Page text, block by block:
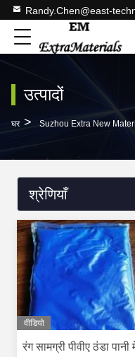
Randy.Chen@east-
उत्पादों
घर > Suzhou Extra New
श्रेणियाँ
वीडियो
रंग सामग्री पीवीए ठंडा पानी